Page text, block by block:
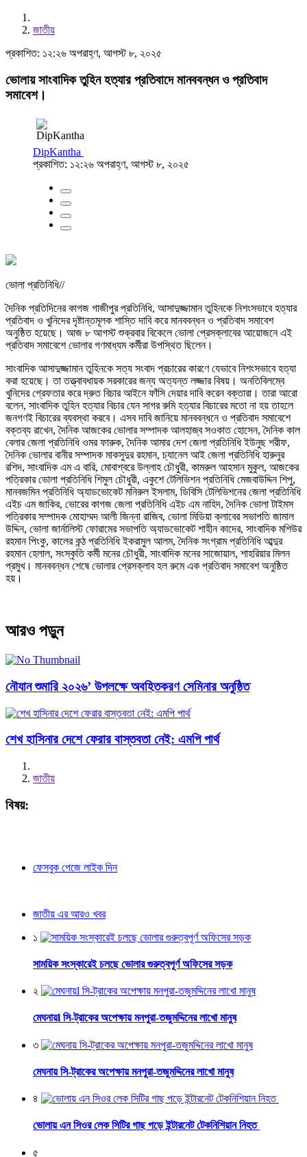
জাতীয়
প্রকাশিত: ১২:২৬ অপরাহ্ণ, আগস্ট ৮, ২০২৫
ভোলায় সাংবাদিক তুহিন হত্যার প্রতিবাদে মানববন্ধন ও প্রতিবাদ
সমাবেশ।
DipKantha
প্রকাশিত: ১২:২৬ অপরাহ্ণ, আগস্ট ৮, ২০২৫
ভোলা প্রতিনিধি//
দৈনিক প্রতিদিনের কাগজ গাজীপুর প্রতিনিধি, আসাদুজ্জামান তুহিনকে নিশংসভাবে হত্যার
প্রতিবাদ ও খুনিদের দৃষ্টান্তমূলক শাস্তি দাবি করে মানববন্ধন ও প্রতিবাদ সমাবেশ
অনুষ্ঠিত হয়েছে। আজ ৮ আগস্ট শুক্রবার বিকেলে ভোলা প্রেসক্লাবের আয়োজনে এই
প্রতিবাদ সমাবেশে ভোলার গণমাধ্যম কর্মীরা উপস্থিত ছিলেন।
সাংবাদিক আসাদুজ্জামান তুহিনকে সত্য সংবাদ প্রচারের কারণে যেভাবে নিশংসভাবে হত্যা
করা হয়েছে। তা তত্ত্বাবধায়ক সরকারের জন্য অত্যন্ত লজ্জার বিষয়। অনতিবিলম্বে
খুনিদের গ্রেফতার করে দ্রুত বিচার আইনে ফাঁসি দেয়ার দাবি করেন বক্তারা। তারা আরো
বলেন, সাংবাদিক তুহিন হত্যার বিচার যেন সাগর রুমি হত্যার বিচারের মতো না হয় তাহলে
জনগণই বিচারের ব্যবস্থা করবে। এসব দাবি জানিয়ে মানববন্ধনে ও প্রতিবাদ সমাবেশে
বক্তব্য রাখেন, দৈনিক আজকের ভোলার সম্পাদক আলহাজ্ব সওকাত হোসেন, দৈনিক কাল
বেলার জেলা প্রতিনিধি ওমর ফারুক, দৈনিক আমার দেশ জেলা প্রতিনিধি ইউনুছ শরীফ,
দৈনিক ভোলার বানীর সম্পাদক মাকসুদুর রহমান, চ্যানেল আই জেলা প্রতিনিধি হারুনুর
রশিদ, সাংবাদিক এম এ বারি, মোবাশ্বরে উল্লাহ চৌধুরী, কামরুল আহসান মুকুল, আজকের
পত্রিকার ভোলা প্রতিনিধি শিমুল চৌধুরী, একুশে টেলিভিশন প্রতিনিধি মেজবাউদ্দিন শিপু,
মানবজমিন প্রতিনিধি অ্যাডভোকেট মনিরুল ইসলাম, ডিবিসি টেলিভিশনের জেলা প্রতিনিধি
এইচ এম জাকির, ভোরের কাগজ জেলা প্রতিনিধি এইচ এম নাহিদ, দৈনিক ভোলা টাইমস
পত্রিকার সম্পাদক মোহাম্মদ আলী জিন্না রাজিব, ভোলা মিডিয়া ক্লাবের সভাপতি জামাল
উদ্দিন, ভোলা জার্নালিস্ট ফোরামের সভাপতি অ্যাডভোকেট শাহীন কাদের, সাংবাদিক মশিউর
রহমান পিংকু, কালের কন্ঠ প্রতিনিধি ইকরামুল আলম, দৈনিক সংগ্রাম প্রতিনিধি আব্দুর
রহমান হেলাল, সংস্কৃতি কর্মী মনের চৌধুরী, সাংবাদিক মনের সাজোয়াল, শাহরিয়ার মিলন
প্রমুখ। মানববন্ধন শেষে ভোলার প্রেসক্লাব হল রুমে এক প্রতিবাদ সমাবেশ অনুষ্ঠিত
হয়।
আরও পড়ুন
নৌযান শুমারি ২০২৬’ উপলক্ষে অবহিতকরণ সেমিনার অনুষ্ঠিত
শেখ হাসিনার দেশে ফেরার বাস্তবতা নেই: এমপি পার্থ
জাতীয়
বিষয়:
ফেসবুক পেজে লাইক দিন
জাতীয় এর আরও খবর
১
সাময়িক সংস্কারেই চলছে ভোলার গুরুত্বপূর্ণ অফিসের সড়ক
২
মেঘনায়l সি-ট্রাকের অপেক্ষায় মনপুরা-তজুমদ্দিনের লাখো মানুষ
৩
মেঘনায় সি-ট্রাকের অপেক্ষায় মনপুরা-তজুমদ্দিনের লাখো মানুষ
৪
ভোলায় এন সিওর লেক সিটির গাছ পড়ে ইন্টারনেট টেকনিশিয়ান নিহত
৫